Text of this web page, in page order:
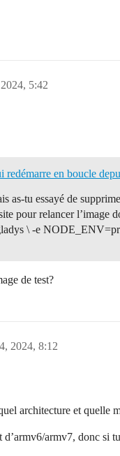
5:42
redémarre en boucle
as-tu essayé de
pour relancer
\ -e
de test?
2024, 8:12
architecture et quelle
armv7, donc si